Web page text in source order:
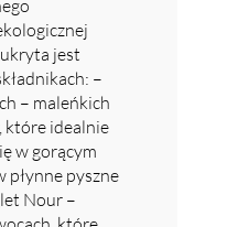
jest
–
– maleńkich
które idealnie
w gorącym
płynne pyszne
Nour –